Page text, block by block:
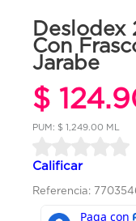
Deslodex
Con
Jarabe
$
PUM: $ 1,249.00 ML
Calificar
Referencia: